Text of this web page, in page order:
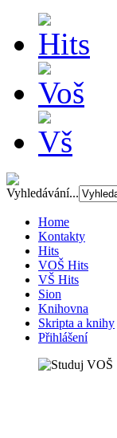
Vyhledávání...
Home
Kontakty
Hits
VOŠ Hits
VŠ Hits
Sion
Knihovna
Skripta a knihy
Přihlášení